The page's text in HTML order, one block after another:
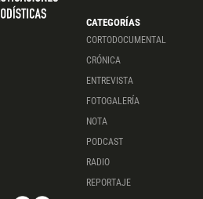
CATEGORÍAS
CORTODOCUMENTAL
CRÓNICA
ENTREVISTA
FOTOGALERÍA
NOTA
PODCAST
RADIO
REPORTAJE